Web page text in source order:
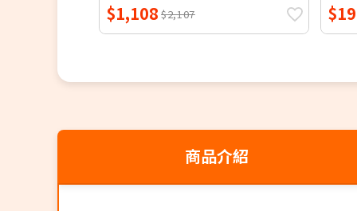
$1,108 $2,107
商品介紹